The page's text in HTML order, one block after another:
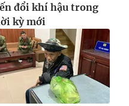
đổi khí hậu trong
kỳ mới